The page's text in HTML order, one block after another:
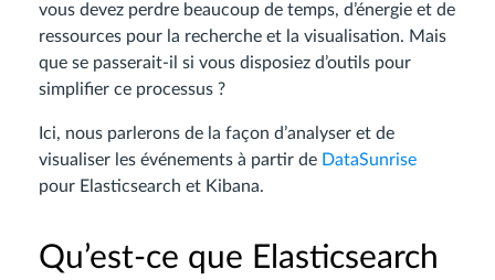
vous devez perdre beaucoup de temps, d’énergie et de
ressources pour la recherche et la visualisation. Mais
que se passerait-il si vous disposiez d’outils pour
simplifier ce processus ?
Ici, nous parlerons de la façon d’analyser et de
visualiser les événements à partir de DataSunrise
pour Elasticsearch et Kibana.
Qu’est-ce que Elasticsearch